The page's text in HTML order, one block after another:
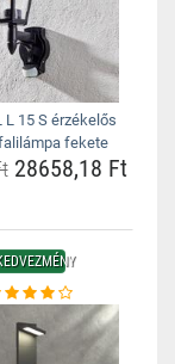
L 15 S érzékelős
fekete
28658,18 Ft